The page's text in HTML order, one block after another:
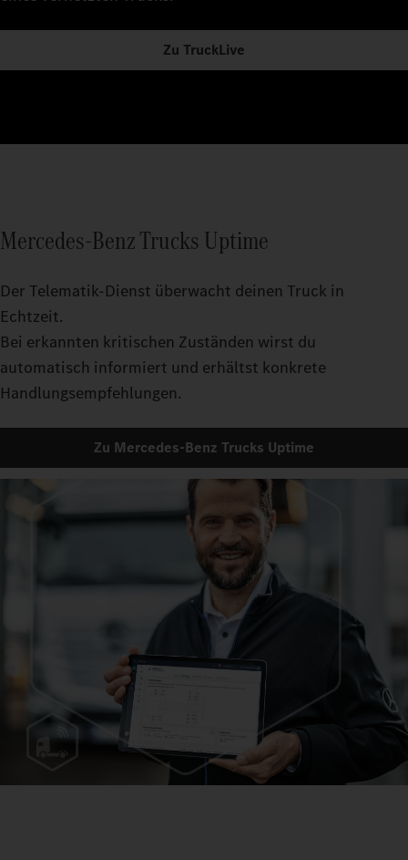
Zu TruckLive
Mercedes‑Benz Trucks Uptime
Der Telematik-Dienst überwacht deinen Truck in
Echtzeit.
Bei erkannten kritischen Zuständen wirst du
automatisch informiert und erhältst konkrete
Handlungsempfehlungen.
Zu Mercedes‑Benz Trucks Uptime